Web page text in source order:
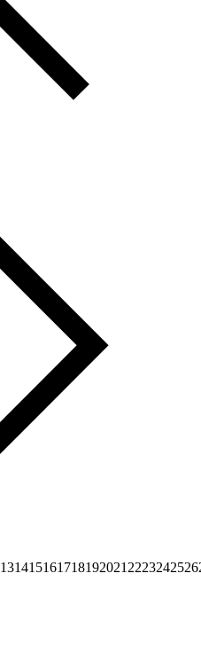
131415161718192021 2223242526